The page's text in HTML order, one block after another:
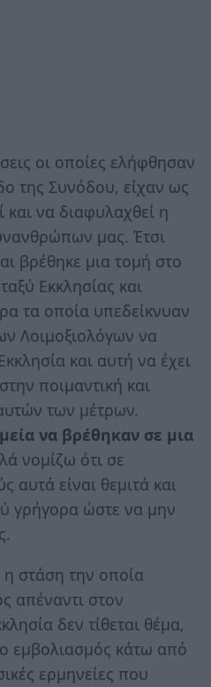
οι οποίες ελήφθησαν
της Συνόδου, είχαν ως
και να διαφυλαχθεί η
μας. Έτσι
βρέθηκε μια τομή στο
Εκκλησίας και
τα οποία υπεδείκνυαν
Λοιμοξιολόγων να
και αυτή να έχει
ποιμαντική και
των μέτρων.
να βρέθηκαν σε μια
νομίζω ότι σε
αυτά είναι θεμιτά και
γρήγορα ώστε να μην
η στάση την οποία
απέναντι στον
δεν τίθεται θέμα,
εμβολιασμός κάτω από
ερμηνείες που